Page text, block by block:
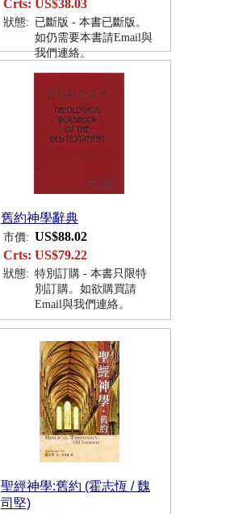
Crts: US$38.03
狀態: 已斷版 - 本書已斷版。
如仍需要本書請Email與
我們連絡。
舊約神學辭典
市價: US$88.02
Crts: US$79.22
狀態: 特別訂購 - 本書只限特
別訂購。如欲購買請
Email與我們連絡。
聖經神學:舊約 (霍志恆 / 魏
司堅)